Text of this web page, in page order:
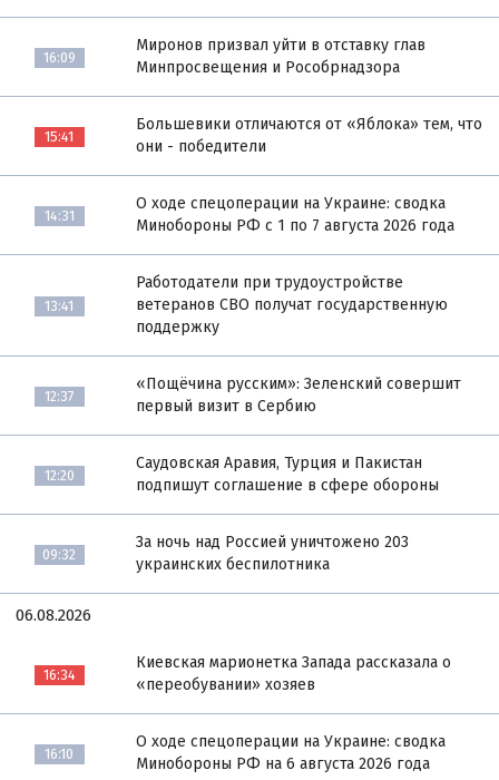
16:09
Миронов призвал уйти в отставку глав
Минпросвещения и Рособрнадзора
15:41
Большевики отличаются от «Яблока» тем, что
они - победители
14:31
О ходе спецоперации на Украине: сводка
Минобороны РФ с 1 по 7 августа 2026 года
13:41
Работодатели при трудоустройстве
ветеранов СВО получат государственную
поддержку
12:37
«Пощёчина русским»: Зеленский совершит
первый визит в Сербию
12:20
Саудовская Аравия, Турция и Пакистан
подпишут соглашение в сфере обороны
09:32
За ночь над Россией уничтожено 203
украинских беспилотника
06.08.2026
16:34
Киевская марионетка Запада рассказала о
«переобувании» хозяев
16:10
О ходе спецоперации на Украине: сводка
Минобороны РФ на 6 августа 2026 года